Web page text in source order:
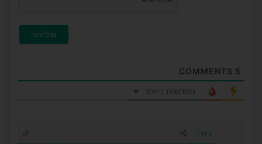
5
החדשות ביותר
דודי